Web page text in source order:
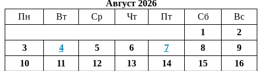
Август 2026
Пн
Вт Ср Чт Пт Сб
Вс
1
2
3
4 5 6 7 8
9
10
11 12 13 14 15
16